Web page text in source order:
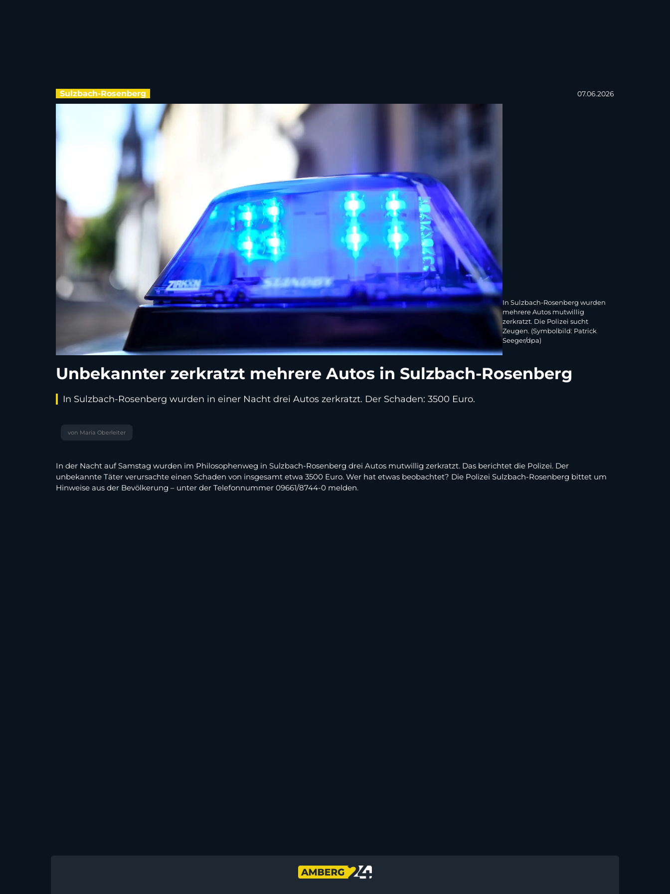
Sulzbach-Rosenberg 07.06.2026
In Sulzbach-Rosenberg wurden
mehrere Autos mutwillig
zerkratzt. Die Polizei sucht
Zeugen. (Symbolbild: Patrick
Seeger/dpa)
Unbekannter zerkratzt mehrere Autos in Sulzbach-Rosenberg
In Sulzbach-Rosenberg wurden in einer Nacht drei Autos zerkratzt. Der Schaden: 3500 Euro.
von Maria Oberleiter
In der Nacht auf Samstag wurden im Philosophenweg in Sulzbach-Rosenberg drei Autos mutwillig zerkratzt. Das berichtet die Polizei. Der
unbekannte Täter verursachte einen Schaden von insgesamt etwa 3500 Euro. Wer hat etwas beobachtet? Die Polizei Sulzbach-Rosenberg bittet um
Hinweise aus der Bevölkerung – unter der Telefonnummer 09661/8744-0 melden.